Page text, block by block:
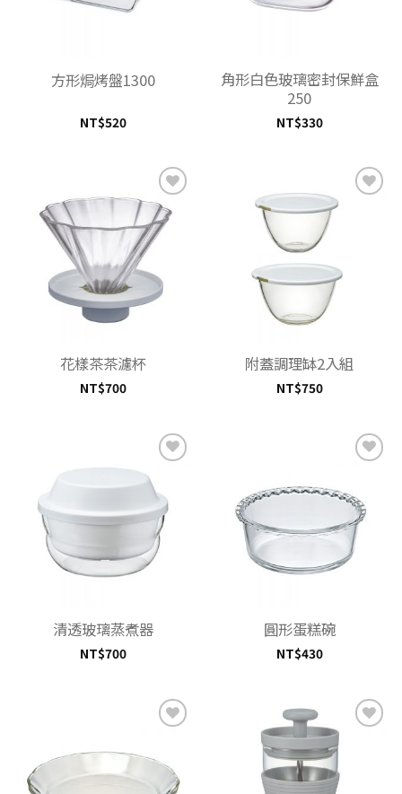
方形焗烤盤1300
NT$520
角形白色玻璃密封保鮮盒
250
NT$330
加入
「願
望清
花樣茶茶濾杯
NT$700
附蓋調理缽2入組
NT$750
望清
單」
清透玻璃蒸煮器
NT$700
望清
單」
圓形蛋糕碗
NT$430
望清
單」